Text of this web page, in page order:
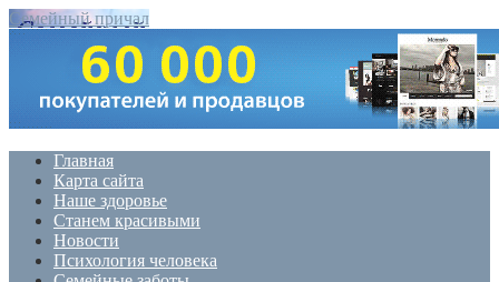
Семейный причал
Главная
Карта сайта
Наше здоровье
Станем красивыми
Новости
Психология человека